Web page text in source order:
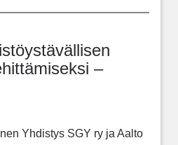
–
Yhdistys SGY ry ja Aalto